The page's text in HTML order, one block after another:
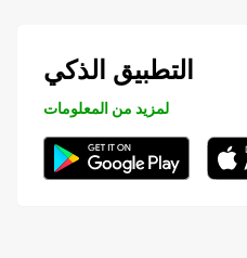
التطبيق الذكي
لمزيد من المعلومات